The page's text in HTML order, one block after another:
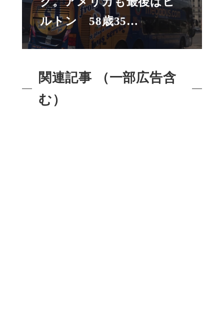
ルトン 58歳35…
関連記事 （一部広告含
む）